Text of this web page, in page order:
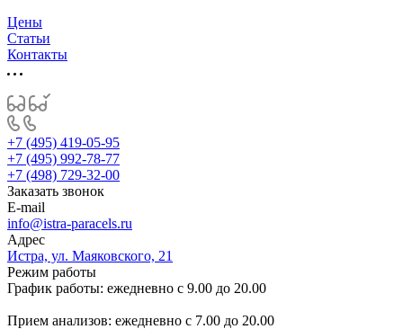
Цены
Статьи
Контакты
+7 (495) 419-05-95
+7 (495) 992-78-77
+7 (498) 729-32-00
Заказать звонок
E-mail
info@istra-paracels.ru
Адрес
Истра, ул. Маяковского, 21
Режим работы
График работы: ежедневно с 9.00 до 20.00
Прием анализов: ежедневно с 7.00 до 20.00